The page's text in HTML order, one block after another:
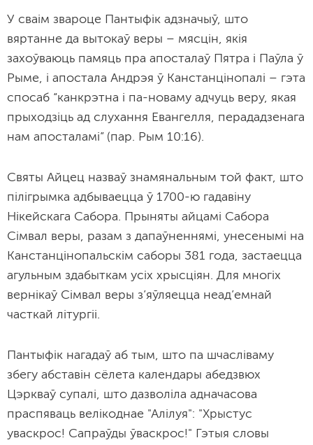
У сваім звароце Пантыфік адзначыў, што
вяртанне да вытокаў веры – мясцін, якія
захоўваюць памяць пра апосталаў Пятра і Паўла ў
Рыме, і апостала Андрэя ў Канстанцінопалі – гэта
спосаб “канкрэтна і па-новаму адчуць веру, якая
прыходзіць ад слухання Евангелля, перададзенага
нам апосталамі” (пар. Рым 10:16).
Святы Айцец назваў знамянальным той факт, што
пілігрымка адбываецца ў 1700-ю гадавіну
Нікейскага Сабора. Прыняты айцамі Сабора
Сімвал веры, разам з дапаўненнямі, унесенымі на
Канстанцінопальскім саборы 381 года, застаецца
агульным здабыткам усіх хрысціян. Для многіх
вернікаў Сімвал веры з’яўляецца неад’емнай
часткай літургіі.
Пантыфік нагадаў аб тым, што па шчасліваму
збегу абставін сёлета календары абедзвюх
Цэркваў супалі, што дазволіла адначасова
праспяваць велікоднае "Алілуя": "Хрыстус
уваскрос! Сапраўды ўваскрос!" Гэтыя словы